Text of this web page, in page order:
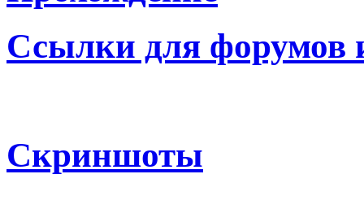
Ссылки для форумов
Скриншоты